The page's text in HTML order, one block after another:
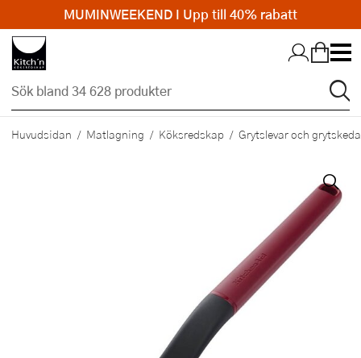
Hopp till huvudinnehållet
Huvudsidan Matlagning Köksredskap Grytslevar och
MUMINWEEKEND I Upp till 40% rabatt